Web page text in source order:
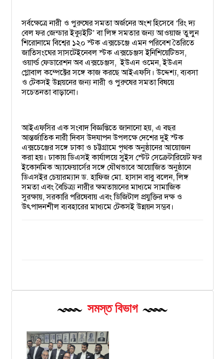
সর্বক্ষেত্রে নারী ও পুরুষের সমতা অর্জনের অংশ হিসেবে ‘রিং দ্য
বেল ফর জেন্ডার ইক্যুইটি’ বা লিঙ্গ সমতার জন্য আওয়াজ তুলুন
শিরোনামে বিশ্বের ১২০ স্টক এক্সচেঞ্জে এমন পরিবেশ তৈরিতে
জাতিসংঘের সাসটেইনেবল স্টক এক্সচেঞ্জস ইনিশিয়েটিভস,
ওয়ার্ল্ড ফেডারেশন অব এক্সচেঞ্জস, ইউএন ওমেন, ইউএন
গ্লোবাল কম্পেক্টের সঙ্গে কাজ করছে আইএফসি। উদ্দেশ্য, ব্যবসা
ও টেকসই উন্নয়নের জন্য নারী ও পুরুষের সমতা বিষয়ে
সচেতনতা বাড়ানো।
আইএফসির এক সংবাদ বিজ্ঞপ্তিতে জানানো হয়, এ বছর
আন্তর্জাতিক নারী দিবস উদযাপন উপলক্ষে দেশের দুই স্টক
এক্সচেঞ্জের সঙ্গে ঢাকা ও চট্টগ্রামে পৃথক অনুষ্ঠানের আয়োজন
করা হয়। ঢাকায় ডিএসই কার্যালয়ে সুইস স্টেট সেক্রেটারিয়েট ফর
ইকোনমিক অ্যাফেয়ার্সের সঙ্গে যৌথভাবে আয়োজিত অনুষ্ঠানে
ডিএসইর চেয়ারম্যান ড. হাফিজ মো. হাসান বাবু বলেন, লিঙ্গ
সমতা এবং বৈচিত্র্য নারীর ক্ষমতায়নের মাধ্যমে সামাজিক
সুরক্ষায়, সরকারি পরিষেবায় এবং ডিজিটাল প্রযুক্তির দক্ষ ও
উৎপাদনশীল ব্যবহারের মাধ্যমে টেকসই উন্নয়ন সম্ভব।
সমস্ত বিভাগ